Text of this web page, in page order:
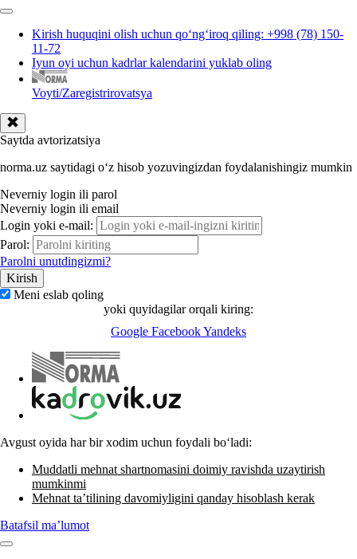
Kirish huquqini olish uchun qoʻngʻiroq qiling: +998 (78) 150-
11-72
Iyun oyi uchun kadrlar kalendarini yuklab oling
Voyti/Zaregistrirovatsya
Saytda avtorizatsiya
norma.uz saytidagi oʻz hisob yozuvingizdan foydalanishingiz mumkin
Neverniy login ili parol
Neverniy login ili email
Login yoki e-mail:
Parol:
Parolni unutdingizmi?
Meni eslab qoling
yoki quyidagilar orqali kiring:
Google FacebookYandeks
Avgust oyida har bir хodim uchun foydali boʻladi:
Muddatli mehnat shartnomasini doimiy ravishda uzaytirish
mumkinmi
Mehnat ta’tilining davomiyligini qanday hisoblash kerak
Batafsil ma’lumot